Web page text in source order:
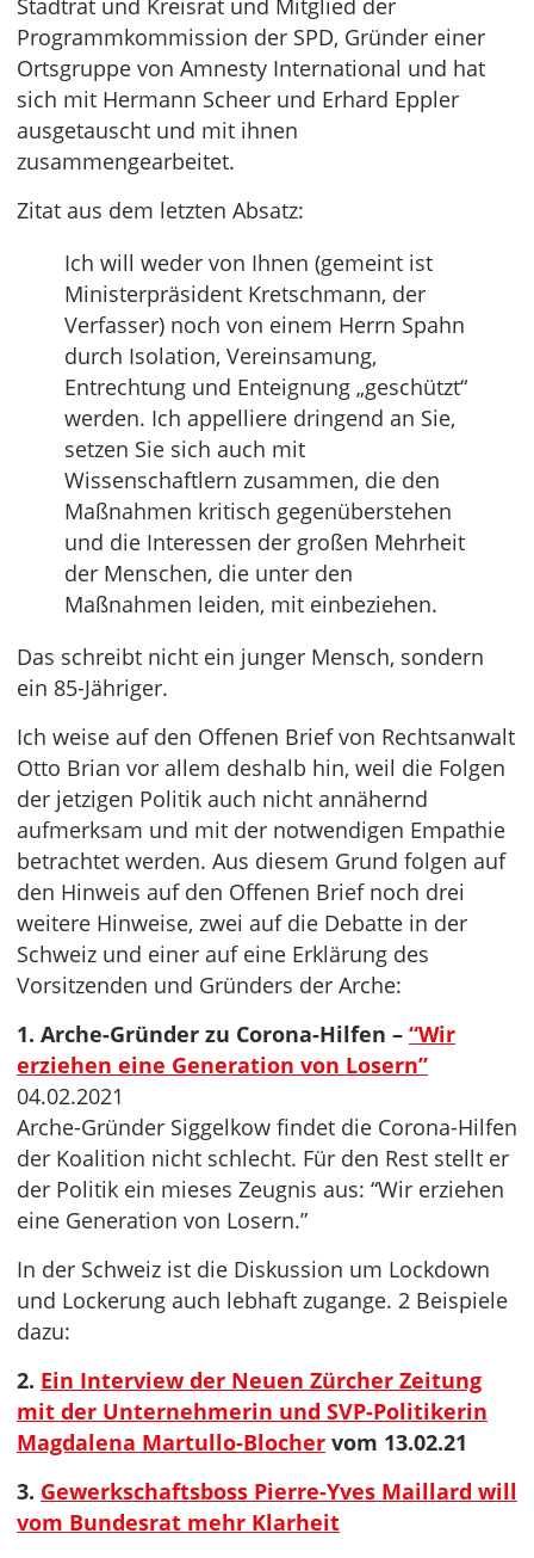
Stadtrat und Kreisrat und Mitglied der
Programmkommission der SPD, Gründer einer
Ortsgruppe von Amnesty International und hat
sich mit Hermann Scheer und Erhard Eppler
ausgetauscht und mit ihnen
zusammengearbeitet.
Zitat aus dem letzten Absatz:
Ich will weder von Ihnen (gemeint ist
Ministerpräsident Kretschmann, der
Verfasser) noch von einem Herrn Spahn
durch Isolation, Vereinsamung,
Entrechtung und Enteignung „geschützt“
werden. Ich appelliere dringend an Sie,
setzen Sie sich auch mit
Wissenschaftlern zusammen, die den
Maßnahmen kritisch gegenüberstehen
und die Interessen der großen Mehrheit
der Menschen, die unter den
Maßnahmen leiden, mit einbeziehen.
Das schreibt nicht ein junger Mensch, sondern
ein 85-Jähriger.
Ich weise auf den Offenen Brief von Rechtsanwalt
Otto Brian vor allem deshalb hin, weil die Folgen
der jetzigen Politik auch nicht annähernd
aufmerksam und mit der notwendigen Empathie
betrachtet werden. Aus diesem Grund folgen auf
den Hinweis auf den Offenen Brief noch drei
weitere Hinweise, zwei auf die Debatte in der
Schweiz und einer auf eine Erklärung des
Vorsitzenden und Gründers der Arche:
1. Arche-Gründer zu Corona-Hilfen – “Wir
erziehen eine Generation von Losern”
04.02.2021
Arche-Gründer Siggelkow findet die Corona-Hilfen
der Koalition nicht schlecht. Für den Rest stellt er
der Politik ein mieses Zeugnis aus: “Wir erziehen
eine Generation von Losern.”
In der Schweiz ist die Diskussion um Lockdown
und Lockerung auch lebhaft zugange. 2 Beispiele
dazu:
2. Ein Interview der Neuen Zürcher Zeitung
mit der Unternehmerin und SVP-Politikerin
Magdalena Martullo-Blocher vom 13.02.21
3. Gewerkschaftsboss Pierre-Yves Maillard will
vom Bundesrat mehr Klarheit